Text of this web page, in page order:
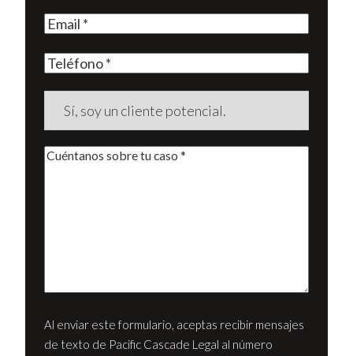
Email(Required)
Teléfono(Required)
un
Cuéntanos
Al enviar este formulario, aceptas recibir mensajes
de texto de Pacific Cascade Legal al número